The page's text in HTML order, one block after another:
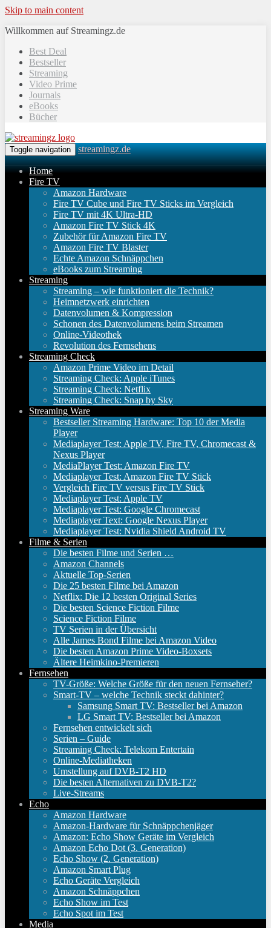
Skip to main content
Willkommen auf Streamingz.de
Best Deal
Bestseller
Streaming
Video Prime
Journals
eBooks
Bücher
Toggle navigation streamingz.de
Home
Fire TV
Amazon Hardware
Fire TV Cube und Fire TV Sticks im Vergleich
Fire TV mit 4K Ultra-HD
Amazon Fire TV Stick 4K
Zubehör für Amazon Fire TV
Amazon Fire TV Blaster
Echte Amazon Schnäppchen
eBooks zum Streaming
Streaming
Streaming – wie funktioniert die Technik?
Heimnetzwerk einrichten
Datenvolumen & Kompression
Schonen des Datenvolumens beim Streamen
Online-Videothek
Revolution des Fernsehens
Streaming Check
Amazon Prime Video im Detail
Streaming Check: Apple iTunes
Streaming Check: Netflix
Streaming Check: Snap by Sky
Streaming Ware
Bestseller Streaming Hardware: Top 10 der Media
Player
Mediaplayer Test: Apple TV, Fire TV, Chromecast &
Nexus Player
MediaPlayer Test: Amazon Fire TV
Mediaplayer Test: Amazon Fire TV Stick
Vergleich Fire TV versus Fire TV Stick
Mediaplayer Test: Apple TV
Mediaplayer Test: Google Chromecast
Mediaplayer Text: Google Nexus Player
Mediaplayer Test: Nvidia Shield Android TV
Filme & Serien
Die besten Filme und Serien …
Amazon Channels
Aktuelle Top-Serien
Die 25 besten Filme bei Amazon
Netflix: Die 12 besten Original Series
Die besten Science Fiction Filme
Science Fiction Filme
TV Serien in der Übersicht
Alle James Bond Filme bei Amazon Video
Die besten Amazon Prime Video-Boxsets
Ältere Heimkino-Premieren
Fernsehen
TV-Größe: Welche Größe für den neuen Fernseher?
Smart-TV – welche Technik steckt dahinter?
Samsung Smart TV: Bestseller bei Amazon
LG Smart TV: Bestseller bei Amazon
Fernsehen entwickelt sich
Serien – Guide
Streaming Check: Telekom Entertain
Online-Mediatheken
Umstellung auf DVB-T2 HD
Die besten Alternativen zu DVB-T2?
Live-Streams
Echo
Amazon Hardware
Amazon-Hardware für Schnäppchenjäger
Amazon: Echo Show Geräte im Vergleich
Amazon Echo Dot (3. Generation)
Echo Show (2. Generation)
Amazon Smart Plug
Echo Geräte Vergleich
Amazon Schnäppchen
Echo Show im Test
Echo Spot im Test
Media